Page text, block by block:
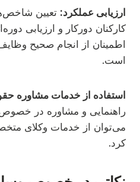
ارزیابی عملکرد: تعیین
کارکنان دورکار و ارزیابی
اطمینان از انجام صحیح
است.
استفاده از خدمات مشاوره
راهنمایی و مشاوره در
می‌توان از خدمات وکلای
کرد.